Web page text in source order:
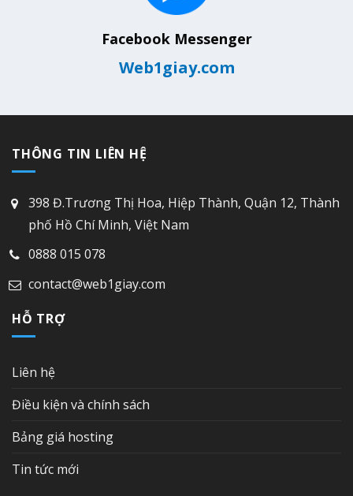
Facebook Messenger
Web1giay.com
THÔNG TIN LIÊN HỆ
398 Đ.Trương Thị Hoa, Hiệp Thành, Quận 12, Thành
phố Hồ Chí Minh, Việt Nam
0888 015 078
contact@web1giay.com
HỖ TRỢ
Liên hệ
Điều kiện và chính sách
Bảng giá hosting
Tin tức mới